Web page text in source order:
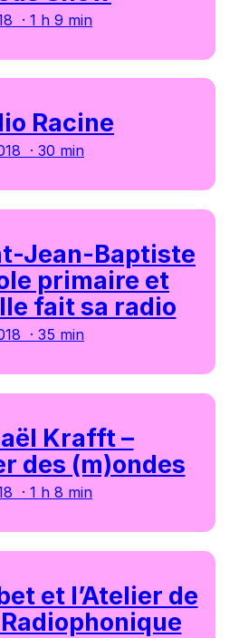
· 1 h 9 min
Racine
· 30 min
Jean-Baptiste
primaire et
fait sa radio
· 35 min
Krafft –
des (m)ondes
· 1 h 8 min
et l’Atelier de